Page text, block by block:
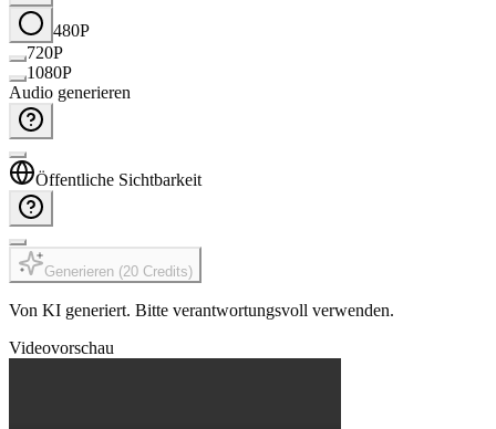
480P
720P
1080P
Audio generieren
Öffentliche Sichtbarkeit
Generieren (20 Credits)
Von KI generiert. Bitte verantwortungsvoll verwenden.
Videovorschau